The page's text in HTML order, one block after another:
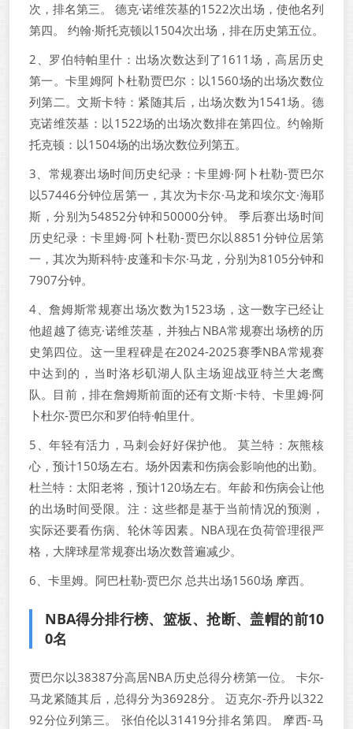
次，排名第三。 德克·诺维茨基的1522次出场，使他名列
第四。 约翰·斯托克顿以1504次出场，排在历史第五位。
2、罗伯特帕里什：出场次数达到了1611场，高居历史
第一。卡里姆阿卜杜勒贾巴尔：以1560场的出场次数位
列第二。文斯卡特：紧随其后，出场次数为1541场。德
克诺维茨基：以1522场的出场次数排在第四位。约翰斯
托克顿：以1504场的出场次数位列第五。
3、常规赛出场时间历史纪录：卡里姆·阿卜杜勒-贾巴尔
以57446分钟位居第一，其次为卡尔·马龙和埃尔文·海耶
斯，分别为54852分钟和50000分钟。 季后赛出场时间
历史纪录：卡里姆·阿卜杜勒-贾巴尔以8851分钟位居第
一，其次为斯科特·皮蓬和卡尔·马龙，分别为8105分钟和
7907分钟。
4、詹姆斯常规赛出场次数为1523场，这一数字已经让
他超越了德克·诺维茨基，并独占NBA常规赛出场榜的历
史第四位。这一里程碑是在2024-2025赛季NBA常规赛
中达到的，当时洛杉矶湖人队主场迎战亚特兰大老鹰
队。目前，排在詹姆斯前面的还有文斯·卡特、卡里姆·阿
卜杜尔-贾巴尔和罗伯特·帕里什。
5、年轻有活力，马刺会好好保护他。 莫兰特：灰熊核
心，预计150场左右。场外因素和伤病会影响他的出勤。
杜兰特：太阳老将，预计120场左右。年龄和伤病会让他
的出场时间受限。注：这些都是基于当前情况的预测，
实际还要看伤病、轮休等因素。NBA现在负荷管理很严
格，大牌球星常规赛出场次数普遍减少。
6、卡里姆。阿巴杜勒-贾巴尔 总共出场1560场 摩西。
NBA得分排行榜、篮板、抢断、盖帽的前10
0名
贾巴尔以38387分高居NBA历史总得分榜第一位。 卡尔-
马龙紧随其后，总得分为36928分。 迈克尔-乔丹以322
92分位列第三。 张伯伦以31419分排名第四。 摩西-马